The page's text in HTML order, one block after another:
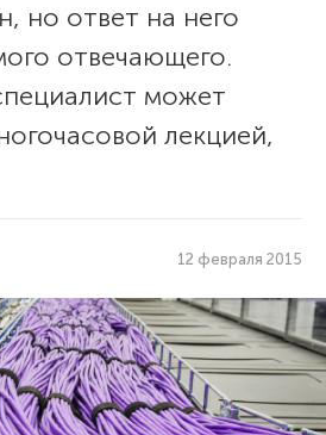
но ответ на него
отвечающего.
может
лекцией,
12 февраля 2015